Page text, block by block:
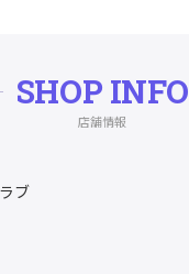
SHOP INFO
店舗情報
ブ